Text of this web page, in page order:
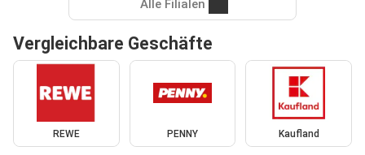
Alle Filialen
Vergleichbare Geschäfte
REWE PENNY Kaufland